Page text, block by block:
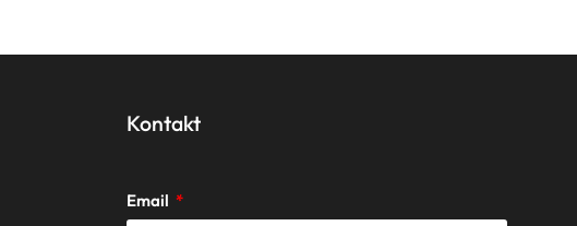
Kontakt
Email